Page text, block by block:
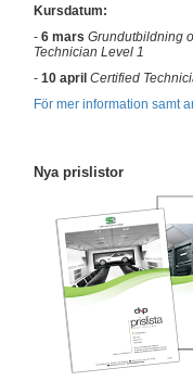
Kursdatum:
- 6 mars Grundutbildning
Technician Level 1
- 10 april Certified
För mer information samt
Nya prislistor